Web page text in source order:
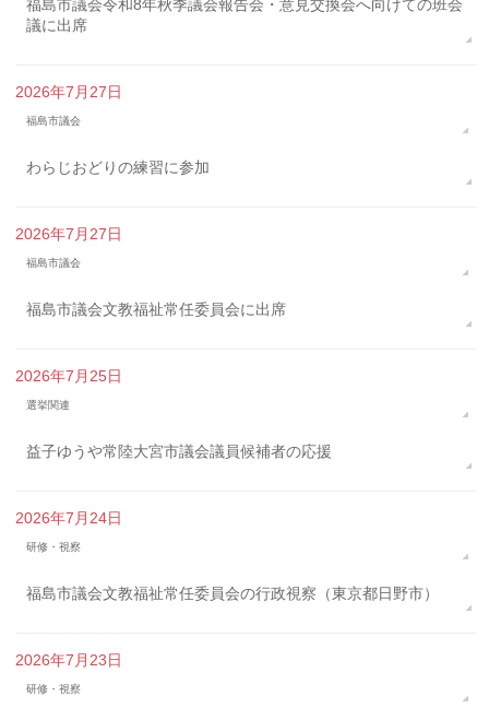
福島市議会令和8年秋季議会報告会・意見交換会へ向けての班会
議に出席
2026年7月27日
福島市議会
わらじおどりの練習に参加
2026年7月27日
福島市議会
福島市議会文教福祉常任委員会に出席
2026年7月25日
選挙関連
益子ゆうや常陸大宮市議会議員候補者の応援
2026年7月24日
研修・視察
福島市議会文教福祉常任委員会の行政視察（東京都日野市）
2026年7月23日
研修・視察